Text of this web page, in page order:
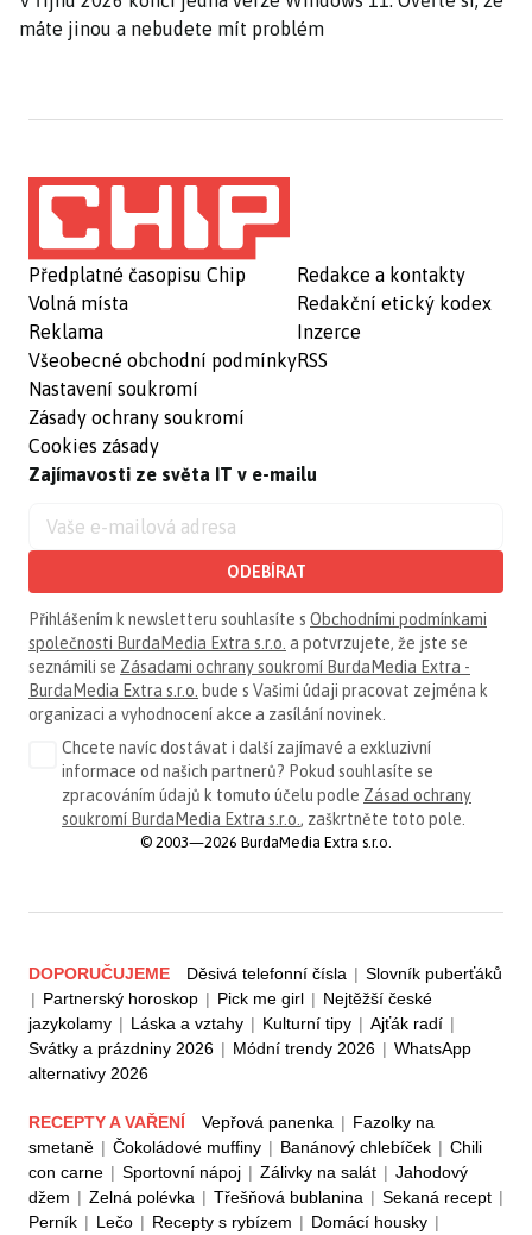
máte jinou a nebudete mít problém
Předplatné časopisu Chip
Volná místa
Reklama
Všeobecné obchodní podmínky
Nastavení soukromí
Zásady ochrany soukromí
Cookies zásady
Redakce a kontakty
Redakční etický kodex
Inzerce
RSS
Zajímavosti ze světa IT v e-mailu
ODEBÍRAT
Přihlášením k newsletteru souhlasíte s Obchodními podmínkami
společnosti BurdaMedia Extra s.r.o. a potvrzujete, že jste se
seznámili se Zásadami ochrany soukromí BurdaMedia Extra -
BurdaMedia Extra s.r.o. bude s Vašimi údaji pracovat zejména k
organizaci a vyhodnocení akce a zasílání novinek.
Chcete navíc dostávat i další zajímavé a exkluzivní
informace od našich partnerů? Pokud souhlasíte se
zpracováním údajů k tomuto účelu podle Zásad ochrany
soukromí BurdaMedia Extra s.r.o., zaškrtněte toto pole.
© 2003—2026 BurdaMedia Extra s.r.o.
DOPORUČUJEME Děsivá telefonní čísla | Slovník puberťáků
| Partnerský horoskop | Pick me girl | Nejtěžší české
jazykolamy | Láska a vztahy | Kulturní tipy | Ajťák radí |
Svátky a prázdniny 2026 | Módní trendy 2026 | WhatsApp
alternativy 2026
RECEPTY A VAŘENÍ Vepřová panenka | Fazolky na
smetaně | Čokoládové muffiny | Banánový chlebíček | Chili
con carne | Sportovní nápoj | Zálivky na salát | Jahodový
džem | Zelná polévka | Třešňová bublanina | Sekaná recept |
Perník | Lečo | Recepty s rybízem | Domácí housky |